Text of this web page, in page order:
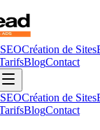
SEOCréation de Sites
BlogContact
SEOCréation de Sites
BlogContact